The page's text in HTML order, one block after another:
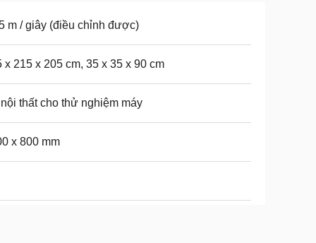
m / giây (điều chỉnh được)
x 215 x 205 cm, 35 x 35 x 90 cm
thất cho thử nghiệm máy
x 800 mm